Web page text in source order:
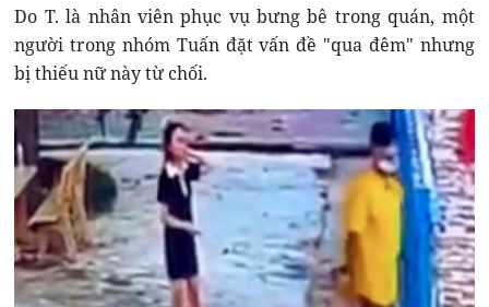
Do T. là nhân viên phục vụ bưng bê trong quán, một
người trong nhóm Tuấn đặt vấn đề "qua đêm" nhưng
bị thiếu nữ này từ chối.